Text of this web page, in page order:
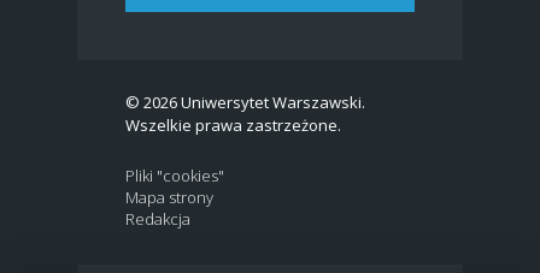
© 2026 Uniwersytet Warszawski.
Wszelkie prawa zastrzeżone.
Pliki "cookies"
Mapa strony
Redakcja